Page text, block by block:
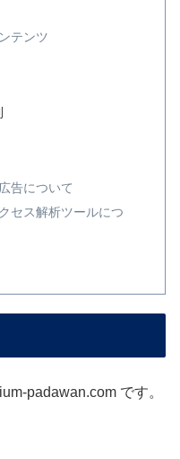
テンツ
告について
セス解析ツールにつ
padawan.com です。